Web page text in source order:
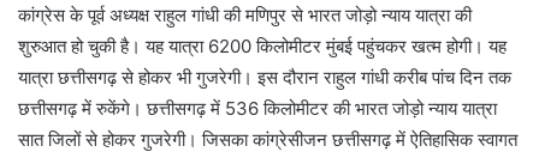
कांग्रेस के पूर्व अध्यक्ष राहुल गांधी की मणिपुर से भारत जोड़ो न्याय यात्रा की
शुरुआत हो चुकी है। यह यात्रा 6200 किलोमीटर मुंबई पहुंचकर खत्म होगी। यह
यात्रा छत्तीसगढ़ से होकर भी गुजरेगी। इस दौरान राहुल गांधी करीब पांच दिन तक
छत्तीसगढ़ में रुकेंगे। छत्तीसगढ़ में 536 किलोमीटर की भारत जोड़ो न्याय यात्रा
सात जिलों से होकर गुजरेगी। जिसका कांग्रेसीजन छत्तीसगढ़ में ऐतिहासिक स्वागत